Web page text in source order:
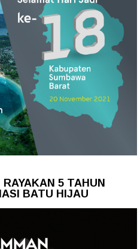
5 TAHUN
BATU HIJAU